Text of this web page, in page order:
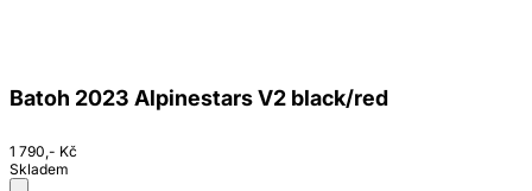
Batoh 2023 Alpinestars V2 black/red
1 790,- Kč
Skladem